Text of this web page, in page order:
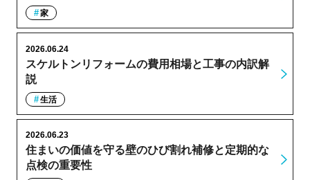
家
スケルトンリフォームの費用相場と工事の内訳解
説
2026.06.24
生活
住まいの価値を守る壁のひび割れ補修と定期的な
点検の重要性
2026.06.23